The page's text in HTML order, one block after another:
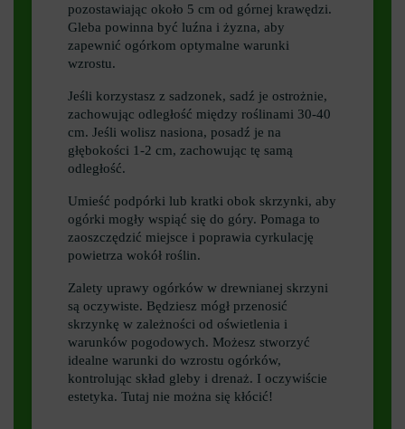
pozostawiając około 5 cm od górnej krawędzi.
Gleba powinna być luźna i żyzna, aby
zapewnić ogórkom optymalne warunki
wzrostu.
Jeśli korzystasz z sadzonek, sadź je ostrożnie,
zachowując odległość między roślinami 30-40
cm. Jeśli wolisz nasiona, posadź je na
głębokości 1-2 cm, zachowując tę ​​samą
odległość.
Umieść podpórki lub kratki obok skrzynki, aby
ogórki mogły wspiąć się do góry. Pomaga to
zaoszczędzić miejsce i poprawia cyrkulację
powietrza wokół roślin.
Zalety uprawy ogórków w drewnianej skrzyni
są oczywiste. Będziesz mógł przenosić
skrzynkę w zależności od oświetlenia i
warunków pogodowych. Możesz stworzyć
idealne warunki do wzrostu ogórków,
kontrolując skład gleby i drenaż. I oczywiście
estetyka. Tutaj nie można się kłócić!